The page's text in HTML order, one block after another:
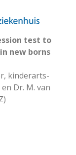
test to
new borns
kinderarts-
Dr. M. van